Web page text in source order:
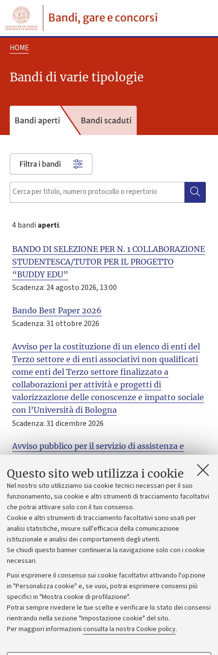
Questo sito web utilizza i cookie
Nel nostro sito utilizziamo sia cookie tecnici necessari per il suo
funzionamento, sia cookie e altri strumenti di tracciamento facoltativi
che potrai attivare solo con il tuo consenso.
Cookie e altri strumenti di tracciamento facoltativi sono usati per
analisi statistiche, misure sull'efficacia della comunicazione
istituzionale e analisi dei comportamenti degli utenti.
Se chiudi questo banner continuerai la navigazione solo con i cookie
necessari.
Puoi esprimere il consenso sui cookie facoltativi attivando l'opzione
in "Personalizza cookie" e, se vuoi, potrai esprimere consensi più
specifici in "Mostra cookie di profilazione".
Potrai sempre rivedere le tue scelte e verificare lo stato dei consensi
rientrando nella sezione "Impostazione cookie" del sito.
Per maggiori informazioni consulta la nostra Cookie policy.
Bandi, gare e concorsi
HOME
Bandi di varie tipologie
Bandi aperti Bandi scaduti
Filtra i bandi
4 bandi aperti.
BANDO DI SELEZIONE PER N. 1 COLLABORAZIONE
STUDENTESCA/TUTOR PER IL PROGETTO
“BUDDY EDU”
Scadenza: 24 agosto 2026, 13:00
Bando Best Paper 2026
Scadenza: 31 ottobre 2026
Avviso per la costituzione di un elenco di enti del
Terzo settore e di enti associativi non qualificati
come enti del Terzo settore finalizzato a
collaborazioni per attività e progetti di
valorizzazione delle conoscenze e impatto sociale
con l’Università di Bologna
Scadenza: 31 dicembre 2026
Avviso pubblico per il servizio di assistenza e
presentazione della dichiarazione dei redditi a
tariffe agevolate – Modello 730 ai dipendenti e ai
titolari di contratto di lavoro autonomo di
ciascuna sede dell’Ateneo: Bologna, Cesena, Forlì,
Ravenna e Rimini
Scadenza: 21 gennaio 2034
Privacy
Note legali